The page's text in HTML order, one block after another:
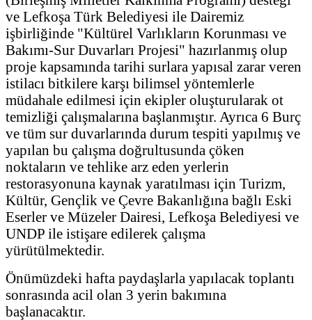
ve Lefkoşa Türk Belediyesi ile Dairemiz
işbirliğinde "Kültürel Varlıkların Korunması ve
Bakımı-Sur Duvarları Projesi" hazırlanmış olup
proje kapsamında tarihi surlara yapısal zarar veren
istilacı bitkilere karşı bilimsel yöntemlerle
müdahale edilmesi için ekipler oluşturularak ot
temizliği çalışmalarına başlanmıştır. Ayrıca 6 Burç
ve tüm sur duvarlarında durum tespiti yapılmış ve
yapılan bu çalışma doğrultusunda çöken
noktaların ve tehlike arz eden yerlerin
restorasyonuna kaynak yaratılması için Turizm,
Kültür, Gençlik ve Çevre Bakanlığına bağlı Eski
Eserler ve Müzeler Dairesi, Lefkoşa Belediyesi ve
UNDP ile istişare edilerek çalışma
yürütülmektedir.
Önümüzdeki hafta paydaşlarla yapılacak toplantı
sonrasında acil olan 3 yerin bakımına
başlanacaktır.